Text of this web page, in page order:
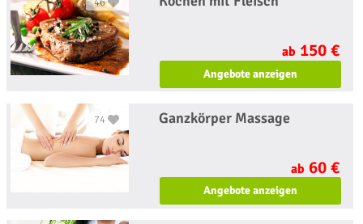
ab 150 €
Angebote anzeigen
74 Ganzkörper Massage
ab 60 €
Angebote anzeigen